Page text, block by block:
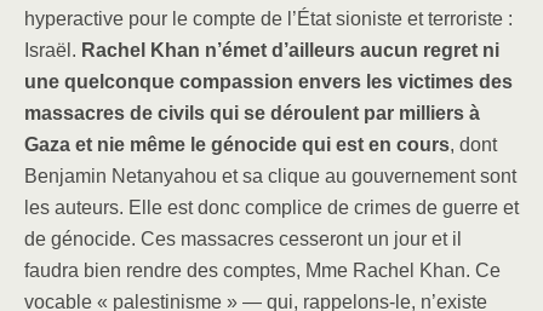
hyperactive pour le compte de l’État sioniste et terroriste :
Israël. Rachel Khan n’émet d’ailleurs aucun regret ni
une quelconque compassion envers les victimes des
massacres de civils qui se déroulent par milliers à
Gaza et nie même le génocide qui est en cours, dont
Benjamin Netanyahou et sa clique au gouvernement sont
les auteurs. Elle est donc complice de crimes de guerre et
de génocide. Ces massacres cesseront un jour et il
faudra bien rendre des comptes, Mme Rachel Khan. Ce
vocable « palestinisme » — qui, rappelons-le, n’existe